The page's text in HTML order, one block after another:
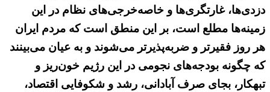
دزدی‌ها، غارتگری‌ها و خاصه‌خرجی‌های نظام در این
زمینه‌ها مطلع است، بر این منطق است که مردم ایران
هر روز فقیرتر و ضربه‌پذیرتر می‌شوند و به عیان می‌بینند
که چگونه بودجه‌های نجومی در این رژیم خون‌ریز و
تبهکار، بجای صرف آبادانی، رشد و شکوفایی اقتصاد،